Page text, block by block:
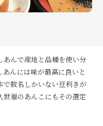
あんで産地と品種を使い分
んには味が最高に良いと
数名しかいない豆利きが
福のあんこにもその選定